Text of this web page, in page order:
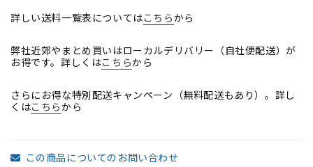
ィ
家
の
数
減
ィ
家
の
増
詳しい送料一覧表についてはこちらから
弊社近郊やまとめ買いはローカルデリバリー（自社便配送）が
お得です。詳しくはこちらから
さらにお得な特別配送キャンペーン（無料配送もあり）。詳し
くはこちらから
この商品についてのお問い合わせ